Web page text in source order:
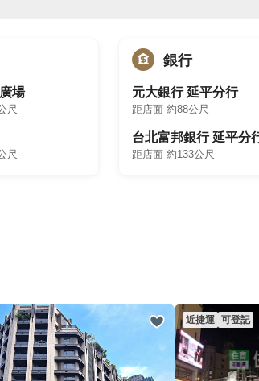
場
尺
尺
銀行
元大銀行 延平分行
距店面 約88公尺
台北富邦銀行 延平分
距店面 約133公尺
近捷運 可登記